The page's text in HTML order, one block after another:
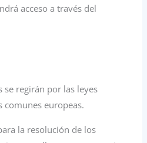
acceso a través del
se regirán por las leyes
comunes europeas.
la resolución de los